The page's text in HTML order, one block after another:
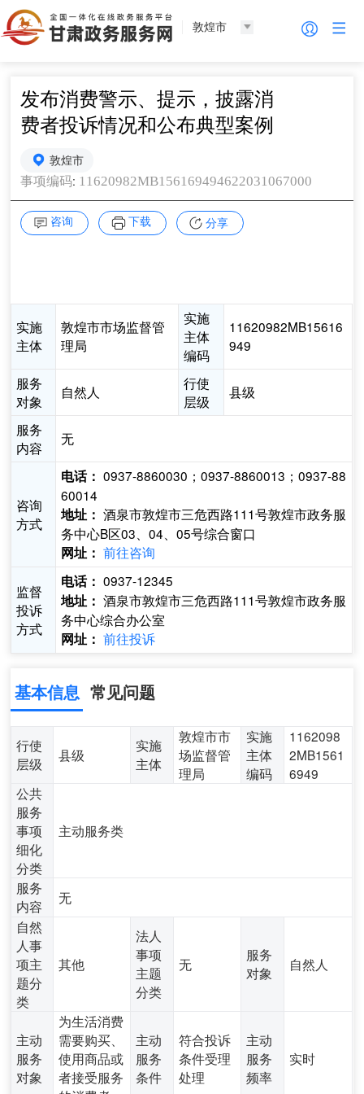
敦煌市
发布消费警示、提示，披露消
费者投诉情况和公布典型案例
敦煌市
事项编码: 11620982MB156169494622031067000
咨询 下载 分享
实施
主体
敦煌市市场监督管
理局
实施
主体
编码
11620982MB15616
949
服务
对象
自然人
行使
层级
县级
服务
内容
无
咨询
方式
电话： 0937-8860030；0937-8860013；0937-88
60014
地址： 酒泉市敦煌市三危西路111号敦煌市政务服
务中心B区03、04、05号综合窗口
网址： 前往咨询
监督
投诉
方式
电话： 0937-12345
地址： 酒泉市敦煌市三危西路111号敦煌市政务服
务中心综合办公室
网址： 前往投诉
基本信息 常见问题
行使
层级
县级
实施
主体
敦煌市市
场监督管
理局
实施
主体
编码
1162098
2MB1561
6949
公共
服务
事项
细化
分类
主动服务类
服务
内容
无
自然
人事
项主
题分
类
其他
法人
事项
主题
分类
无
服务
对象
自然人
主动
服务
对象
为生活消费
需要购买、
使用商品或
者接受服务
主动
服务
条件
符合投诉
条件受理
处理
主动
服务
频率
实时